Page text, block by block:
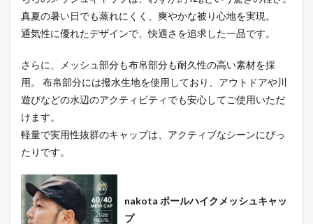
真夏の暑い日でも蒸れにくく、爽やかな被り心地を実現。
通気性に優れたデザインで、快適さを追求した一品です。
さらに、メッシュ部分も布帛部分も耐久性の高い素材を採
用。 布帛部分には撥水生地を使用しており、アウトドアや川
遊びなどの水辺のアクティビティでも安心してご使用いただ
けます。
軽量で実用性抜群のキャップは、アクティブなシーンにぴっ
たりです。
nakota ボールハイクメッシュキャッ
プ